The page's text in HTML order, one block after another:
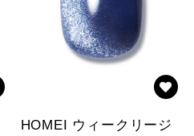
HOMEI ウィークリージ